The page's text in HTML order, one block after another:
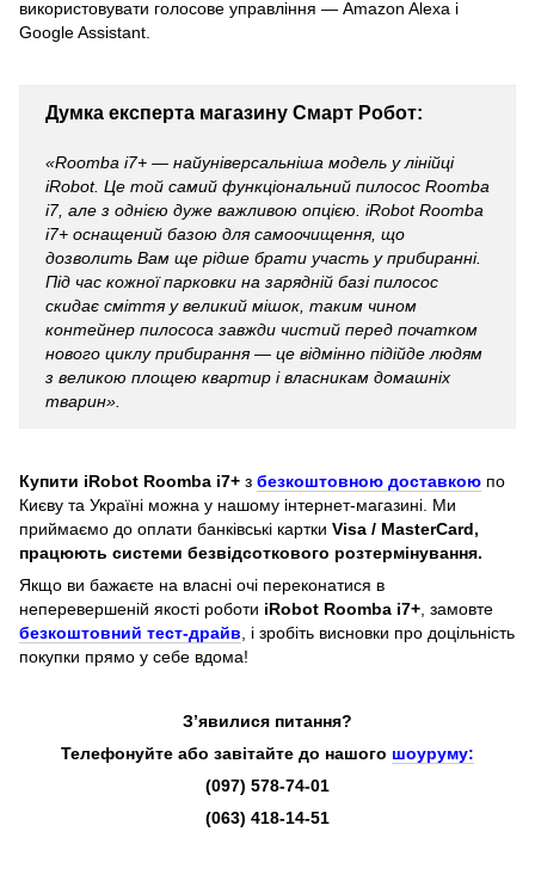
використовувати голосове управління — Amazon Alexa і
Google Assistant.
Думка експерта магазину Смарт Робот:
«Roomba i7+ — найуніверсальніша модель у лінійці
iRobot. Це той самий функціональний пилосос Roomba
i7, але з однією дуже важливою опцією. iRobot Roomba
i7+ оснащений базою для самоочищення, що
дозволить Вам ще рідше брати участь у прибиранні.
Під час кожної парковки на зарядній базі пилосос
скидає сміття у великий мішок, таким чином
контейнер пилососа завжди чистий перед початком
нового циклу прибирання — це відмінно підійде людям
з великою площею квартир і власникам домашніх
тварин».
Купити iRobot Roomba i7+ з безкоштовною доставкою по
Києву та Україні можна у нашому інтернет-магазині. Ми
приймаємо до оплати банківські картки Visa / MasterCard,
працюють системи безвідсоткового розтермінування.
Якщо ви бажаєте на власні очі переконатися в
неперевершеній якості роботи iRobot Roomba i7+, замовте
безкоштовний тест-драйв, і зробіть висновки про доцільність
покупки прямо у себе вдома!
З’явилися питання?
Телефонуйте або завітайте до нашого шоуруму:
(097) 578-74-01
(063) 418-14-51